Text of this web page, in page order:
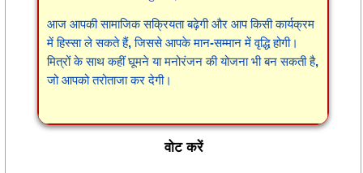
आज आपकी सामाजिक सक्रियता बढ़ेगी और आप किसी कार्यक्रम
में हिस्सा ले सकते हैं, जिससे आपके मान-सम्मान में वृद्धि होगी।
मित्रों के साथ कहीं घूमने या मनोरंजन की योजना भी बन सकती है,
जो आपको तरोताजा कर देगी।
वोट करें